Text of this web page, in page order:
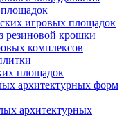
игровых площадок
резиновой крошки
комплексов
площадок
архитектурных форм
архитектурных